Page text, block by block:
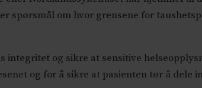
spørsmål om hvor grensene for
integritet og sikre at sensitive
og for å sikre at pasienten tør å dele